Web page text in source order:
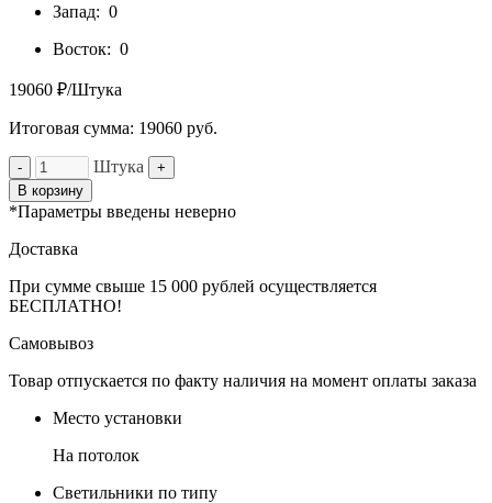
Запад: 0
Восток: 0
19060 ₽/Штука
Итоговая сумма: 19060 руб.
- Штука
+
В корзину
*Параметры введены неверно
Доставка
При сумме свыше 15 000 рублей осуществляется
БЕСПЛАТНО!
Самовывоз
Товар отпускается по факту наличия на момент оплаты заказа
Место установки
На потолок
Светильники по типу